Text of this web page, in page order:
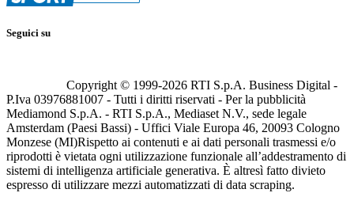
Seguici su
Copyright © 1999-2026 RTI S.p.A. Business Digital -
P.Iva 03976881007 - Tutti i diritti riservati - Per la pubblicità
Mediamond S.p.A. - RTI S.p.A., Mediaset N.V., sede legale
Amsterdam (Paesi Bassi) - Uffici Viale Europa 46, 20093 Cologno
Monzese (MI)Rispetto ai contenuti e ai dati personali trasmessi e/o
riprodotti è vietata ogni utilizzazione funzionale all’addestramento di
sistemi di intelligenza artificiale generativa. È altresì fatto divieto
espresso di utilizzare mezzi automatizzati di data scraping.